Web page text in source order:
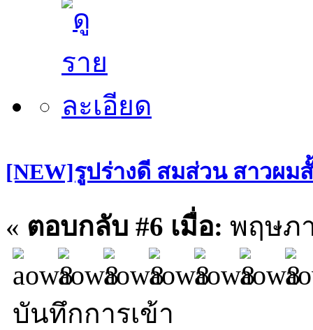
[NEW]รูปร่างดี สมส่วน สาวผม
« ตอบกลับ #6 เมื่อ: พฤษภ
บันทึกการเข้า